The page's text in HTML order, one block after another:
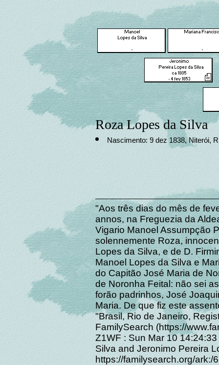
Roza Lopes da Silva
Nascimento: 9 dez 1838, Niterói,
"Aos três dias do mês de
annos, na Freguezia da
Vigario Manoel Assumpção
solennemente Roza,
Lopes da Silva, e de D.
Manoel Lopes da Silva e
do Capitão José Maria de
de Noronha Feital: não sei
forão padrinhos, José
Maria. De que fiz este
"Brasil, Rio de Janeiro,
FamilySearch (https://
Z1WF : Sun Mar 10
Silva and Jeronimo Pereira
https://familysearch.org/ark:/